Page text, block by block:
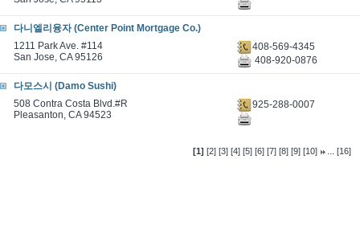
다니엘리융자 (Center Point Mortgage Co.)
1211 Park Ave. #114
San Jose, CA 95126
408-569-4345
408-920-0876
다모스시 (Damo Sushi)
508 Contra Costa Blvd.#R
Pleasanton, CA 94523
925-288-0007
[1] [2] [3] [4] [5] [6] [7] [8] [9] [10] ...[16]